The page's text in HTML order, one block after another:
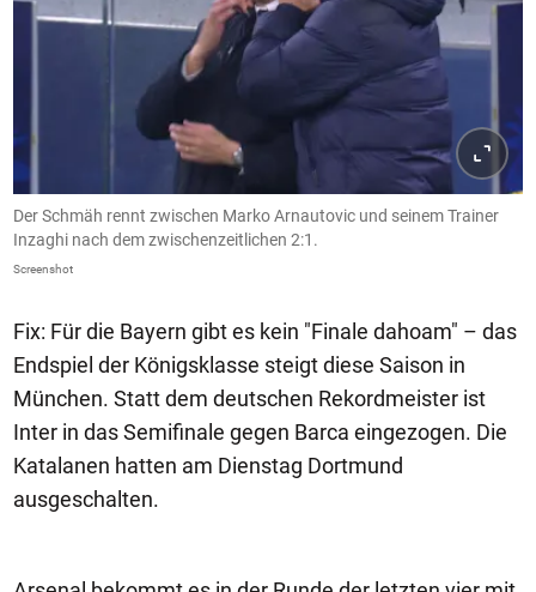
Der Schmäh rennt zwischen Marko Arnautovic und seinem Trainer
Inzaghi nach dem zwischenzeitlichen 2:1.
Screenshot
Fix: Für die Bayern gibt es kein "Finale dahoam" – das
Endspiel der Königsklasse steigt diese Saison in
München. Statt dem deutschen Rekordmeister ist
Inter in das Semifinale gegen Barca eingezogen. Die
Katalanen hatten am Dienstag Dortmund
ausgeschalten.